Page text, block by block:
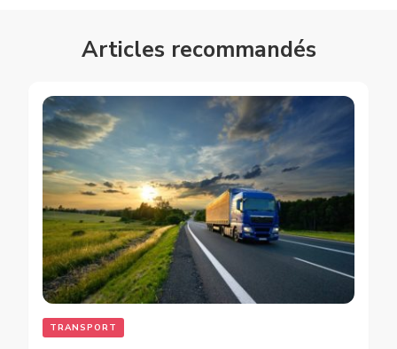
Articles recommandés
TRANSPORT